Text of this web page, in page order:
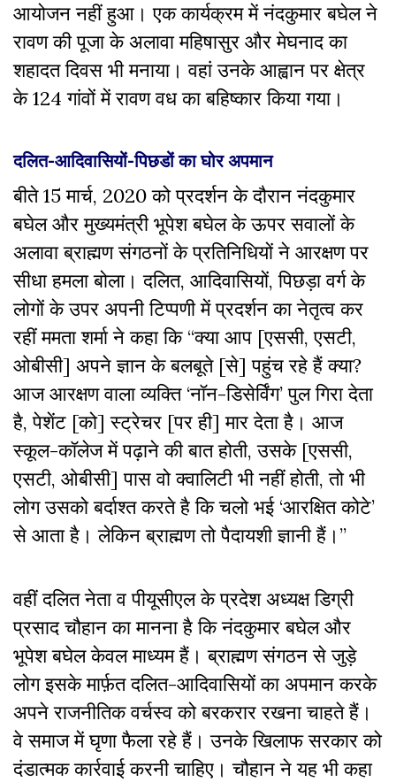
आयोजन नहीं हुआ। एक कार्यक्रम में नंदकुमार बघेल ने
रावण की पूजा के अलावा महिषासुर और मेघनाद का
शहादत दिवस भी मनाया। वहां उनके आह्वान पर क्षेत्र
के124गांवों में रावण वध का बहिष्कार किया गया।
दलित-आदिवासियों-पिछडों का घोर अपमान
बीते 15 मार्च, 2020 को प्रदर्शन के दौरान नंदकुमार
बघेल और मुख्यमंत्री भूपेश बघेल के ऊपर सवालों के
अलावा ब्राह्मण संगठनों के प्रतिनिधियों ने आरक्षण पर
सीधा हमला बोला। दलित, आदिवासियों, पिछड़ा वर्ग के
लोगों के उपर अपनी टिप्पणी में प्रदर्शन का नेतृत्व कर
रहीं ममता शर्मा ने कहा कि “क्या आप [एससी, एसटी,
ओबीसी] अपने ज्ञान के बलबूते [से] पहुंच रहे हैं क्या?
आज आरक्षण वाला व्यक्ति ‘नॉन-डिसेर्विंग’ पुल गिरा देता
है, पेशेंट [को] स्ट्रेचर [पर ही] मार देता है। आज
स्कूल-कॉलेज में पढ़ाने की बात होती, उसके [एससी,
एसटी, ओबीसी] पास वो क्वालिटी भी नहीं होती, तो भी
लोग उसको बर्दाश्त करते है कि चलो भई ‘आरक्षित कोटे’
से आता है। लेकिन ब्राह्मण तो पैदायशी ज्ञानी हैं।”
वहीं दलित नेता व पीयूसीएल के प्रदेश अध्यक्ष डिग्री
प्रसाद चौहान का मानना है कि नंदकुमार बघेल और
भूपेश बघेल केवल माध्यम हैं। ब्राह्मण संगठन से जुड़े
लोग इसके मार्फ़त दलित-आदिवासियों का अपमान करके
अपने राजनीतिक वर्चस्व को बरकरार रखना चाहते हैं।
वे समाज में घृणा फैला रहे हैं। उनके खिलाफ सरकार को
दंडात्मक कार्रवाई करनी चाहिए। चौहान ने यह भी कहा